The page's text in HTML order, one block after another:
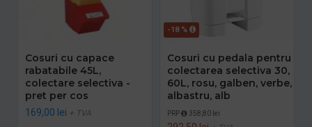
Cosuri cu capace
rabatabile 45L,
colectare selectiva -
pret per cos
169,00 lei + TVA
-18 %
Cosuri cu pedala pentru
colectarea selectiva 30,
60L, rosu, galben, verbe,
albastru, alb
PRP 358,80 lei